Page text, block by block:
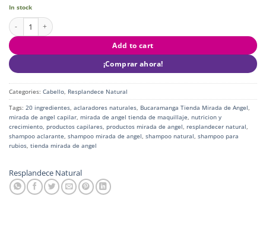
In stock
Shampoo Destellos Rubio quantity
Add to cart
¡Comprar ahora!
Categories: Cabello Resplandece Natural
Tags: 20 ingredientes aclaradores naturales Bucaramanga Tienda Mirada de Angel
mirada de angel capilar mirada de angel tienda de maquillaje nutricion y
crecimiento productos capilares productos mirada de angel resplandecer natural
shampoo aclarante shampoo mirada de angel shampoo natural shampoo para
rubios tienda mirada de angel
Resplandece Natural